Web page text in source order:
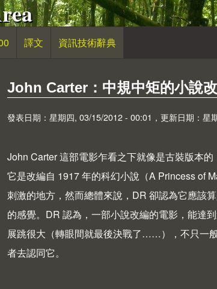
譯文 資訊技術辭典
John Carter：中規中矩的小說
發表日期：星期四, 03/15/2012 - 00:01，更新日期：星
John Carter這部電影乍看之下就像是古裝版本的
它是改編自 1917 年的科幻小說（A Princess of
刺激的地方，然而總體來說，DR 卻認為它應該
的感覺。DR 認為，一部小說改編的電影，能達
展跳很大（轉眼間就最後決戰了……），不只一
者去認同它。